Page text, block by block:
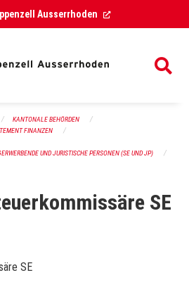
Ausserrhoden (External Link)
KANTONALE BEHÖRDEN
FINANZEN
UND JURISTISCHE PERSONEN (SE UND JP)
SE
SE